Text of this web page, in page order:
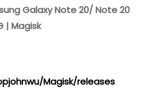
Galaxy Note 20/ Note 20
| Magisk
Magisk/releases